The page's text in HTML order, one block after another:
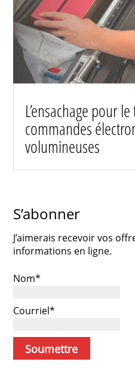
L’ensachage pour
commandes
volumineuses
S’abonner
J’aimerais recevoir vos
informations en ligne.
Nom*
Courriel*